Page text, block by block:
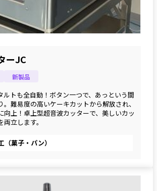
ーJC
新製品
ルトも全自動！ボタン一つで、あっという間
。難易度の高いケーキカットから解放され、
向上！卓上型超音波カッターで、美しいカッ
立します。
（菓子・パン）